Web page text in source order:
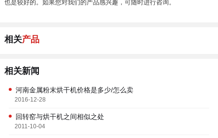
也是较好的。如果您对我们的产品感兴趣，可随时进行咨询。
相关产品
相关新闻
河南金属粉末烘干机价格是多少/怎么卖
2016-12-28
回转窑与烘干机之间相似之处
2011-10-04